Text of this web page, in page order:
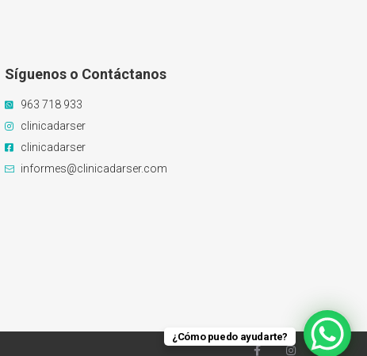
Síguenos o Contáctanos
963 718 933
clinicadarser
clinicadarser
informes@clinicadarser.com
¿Cómo puedo ayudarte?